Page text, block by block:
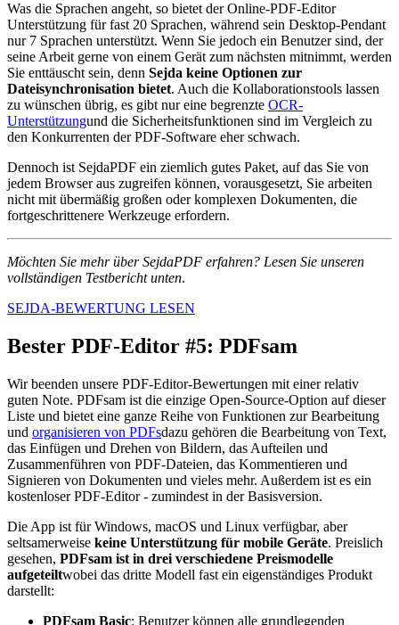
Was die Sprachen angeht, so bietet der Online-PDF-Editor
Unterstützung für fast 20 Sprachen, während sein Desktop-Pendant
nur 7 Sprachen unterstützt. Wenn Sie jedoch ein Benutzer sind, der
seine Arbeit gerne von einem Gerät zum nächsten mitnimmt, werden
Sie enttäuscht sein, denn Sejda keine Optionen zur
Dateisynchronisation bietet. Auch die Kollaborationstools lassen
zu wünschen übrig, es gibt nur eine begrenzte OCR-
Unterstützungund die Sicherheitsfunktionen sind im Vergleich zu
den Konkurrenten der PDF-Software eher schwach.
Dennoch ist SejdaPDF ein ziemlich gutes Paket, auf das Sie von
jedem Browser aus zugreifen können, vorausgesetzt, Sie arbeiten
nicht mit übermäßig großen oder komplexen Dokumenten, die
fortgeschrittenere Werkzeuge erfordern.
Möchten Sie mehr über SejdaPDF erfahren? Lesen Sie unseren
vollständigen Testbericht unten.
SEJDA-BEWERTUNG LESEN
Bester PDF-Editor #5: PDFsam
Wir beenden unsere PDF-Editor-Bewertungen mit einer relativ
guten Note. PDFsam ist die einzige Open-Source-Option auf dieser
Liste und bietet eine ganze Reihe von Funktionen zur Bearbeitung
und organisieren von PDFsdazu gehören die Bearbeitung von Text,
das Einfügen und Drehen von Bildern, das Aufteilen und
Zusammenführen von PDF-Dateien, das Kommentieren und
Signieren von Dokumenten und vieles mehr. Außerdem ist es ein
kostenloser PDF-Editor - zumindest in der Basisversion.
Die App ist für Windows, macOS und Linux verfügbar, aber
seltsamerweise keine Unterstützung für mobile Geräte. Preislich
gesehen, PDFsam ist in drei verschiedene Preismodelle
aufgeteiltwobei das dritte Modell fast ein eigenständiges Produkt
darstellt:
PDFsam Basic: Benutzer können alle grundlegenden